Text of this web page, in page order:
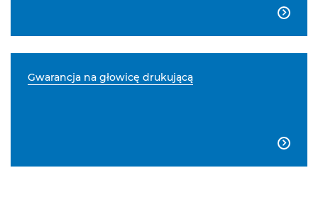

Gwarancja na głowicę drukującą
